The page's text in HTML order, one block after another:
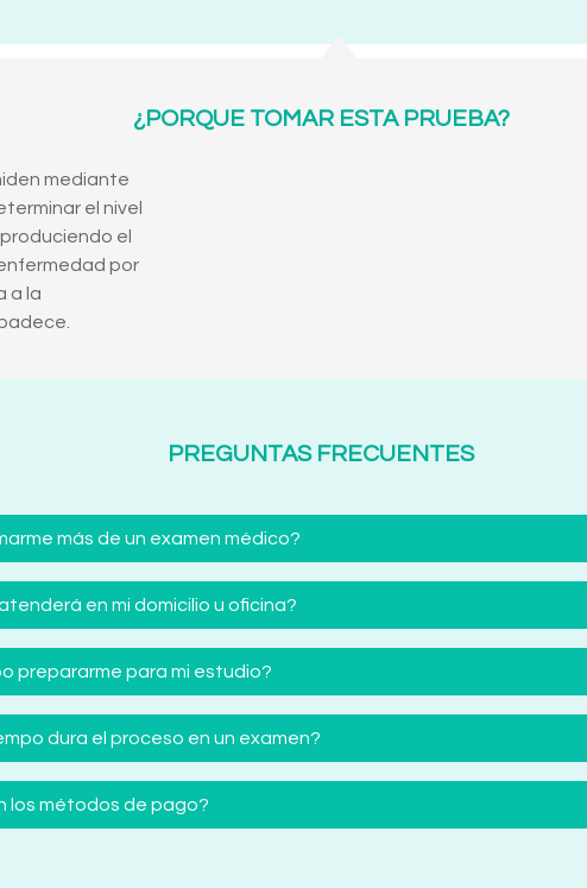
¿PORQUE TOMAR ESTA PRUEBA?
mediante
el nivel
el
por
a la
PREGUNTAS FRECUENTES
más de un examen médico?
en mi domicilio u oficina?
prepararme para mi estudio?
dura el proceso en un examen?
los métodos de pago?